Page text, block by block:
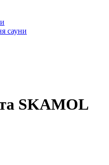
сауни
SKAMOL